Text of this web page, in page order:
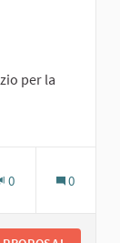
per la
0 0